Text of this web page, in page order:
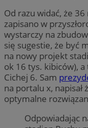
Od razu widać, że
zapisano w
wystarczy na
się sugestie, że być
na nowy projekt
ok 16 tys. kibiców),
Cichej 6. Sam
na portalu x, napisał
optymalne
Odpowiadając